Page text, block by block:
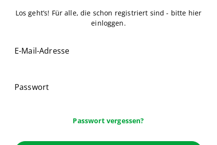
Los geht’s! Für alle, die schon registriert sind - bitte hier
einloggen.
E-Mail-Adresse
Passwort
Passwort vergessen?